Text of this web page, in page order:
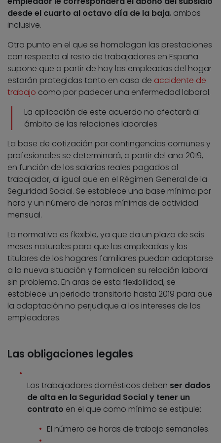
desde el cuarto al octavo día de la baja, ambos
inclusive.
Otro punto en el que se homologan las prestaciones
con respecto al resto de trabajadores en España
supone que a partir de hoy las empleadas del hogar
estarán protegidas tanto en caso de accidente de
trabajo como por padecer una enfermedad laboral.
La aplicación de este acuerdo no afectará al
ámbito de las relaciones laborales
La base de cotización por contingencias comunes y
profesionales se determinará, a partir del año 2019,
en función de los salarios reales pagados al
trabajador, al igual que en el Régimen General de la
Seguridad Social. Se establece una base mínima por
hora y un número de horas mínimas de actividad
mensual.
La normativa es flexible, ya que da un plazo de seis
meses naturales para que las empleadas y los
titulares de los hogares familiares puedan adaptarse
a la nueva situación y formalicen su relación laboral
sin problema. En aras de esta flexibilidad, se
establece un periodo transitorio hasta 2019 para que
la adaptación no perjudique a los intereses de los
empleadores.
Las obligaciones legales
Los trabajadores domésticos deben ser dados
de alta en la Seguridad Social y tener un
contrato en el que como mínimo se estipule:
El número de horas de trabajo semanales.